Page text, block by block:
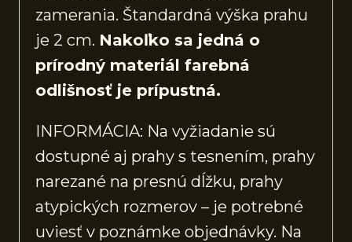
zamerania. Štandardná výška prahu
je 2 cm. Nakoľko sa jedná o
prírodný materiál farebná
odlišnosť je prípustná.
INFORMÁCIA: Na vyžiadanie sú
dostupné aj prahy s tesnením, prahy
narezané na presnú dĺžku, prahy
atypických rozmerov – je potrebné
uviesť v poznámke objednávky. Na